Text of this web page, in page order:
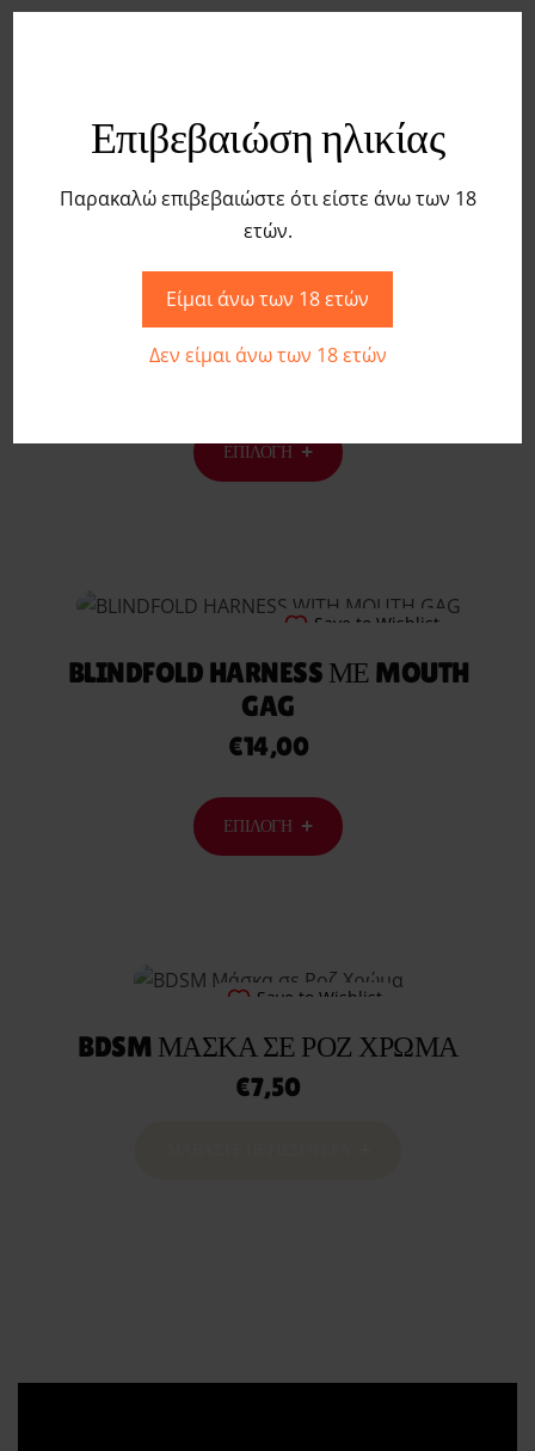
Επιβεβαιώση ηλικίας
Παρακαλώ επιβεβαιώστε ότι είστε άνω των 18
ετών.
Είμαι άνω των 18 ετών
Δεν είμαι άνω των 18 ετών
Σχετικά προϊόντα
ΔΕΡΜΆΤΙΝΗ ΜΆΣΚΑ ΜΑΤΙΏΝ
€7,90
ΕΠΙΛΟΓΉ
Save to Wishlist
BLINDFOLD HARNESS ΜΕ MOUTH
GAG
€14,00
ΕΠΙΛΟΓΉ
Save to Wishlist
BDSM ΜΆΣΚΑ ΣΕ ΡΟΖ ΧΡΏΜΑ
€7,50